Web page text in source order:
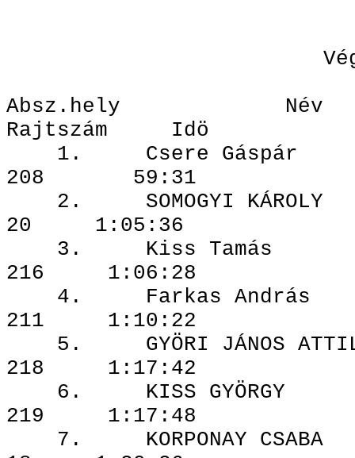
Absz.hely
Rajtszám Idö
1. Csere
208 59:31
2. SOMOGYI
20 1:05:36
3. Kiss
216 1:06:28
4. Farkas
211 1:10:22
5. GYÖRI
218 1:17:42
6. KISS
219 1:17:48
7.